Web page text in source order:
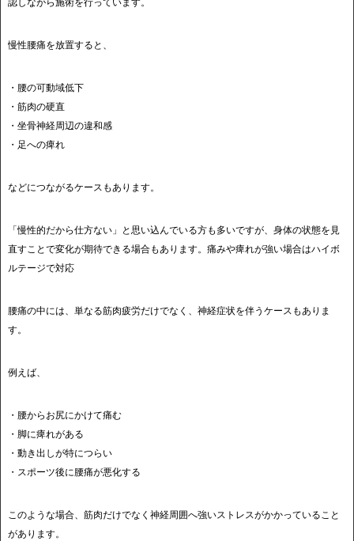
認しながら施術を行っています。
慢性腰痛を放置すると、
・腰の可動域低下
・筋肉の硬直
・坐骨神経周辺の違和感
・足への痺れ
などにつながるケースもあります。
「慢性的だから仕方ない」と思い込んでいる方も多いですが、身体の状態を見
直すことで変化が期待できる場合もあります。痛みや痺れが強い場合はハイボ
ルテージで対応
腰痛の中には、単なる筋肉疲労だけでなく、神経症状を伴うケースもありま
す。
例えば、
・腰からお尻にかけて痛む
・脚に痺れがある
・動き出しが特につらい
・スポーツ後に腰痛が悪化する
このような場合、筋肉だけでなく神経周囲へ強いストレスがかかっていること
があります。